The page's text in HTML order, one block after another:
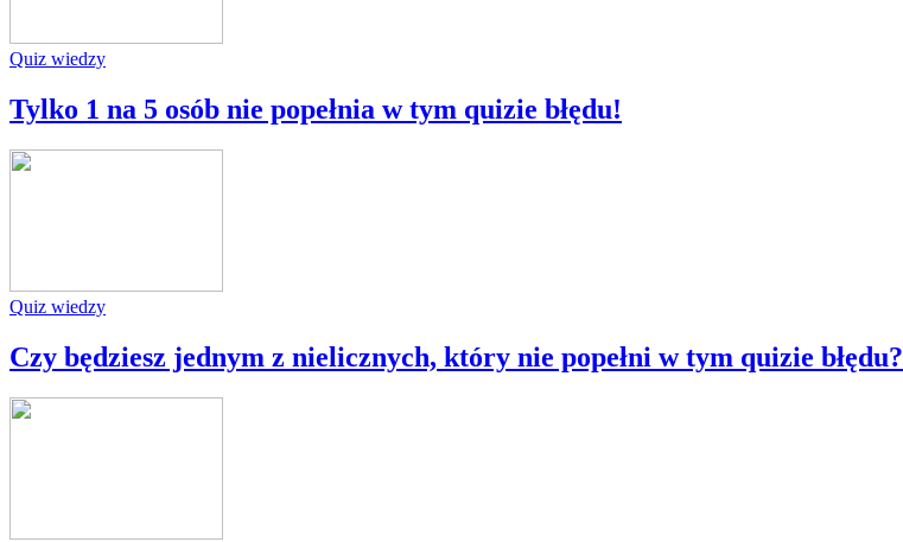
Quiz wiedzy
Tylko 1 na 5 osób nie popełnia w tym quizie błędu!
Quiz wiedzy
Czy będziesz jednym z nielicznych, który nie popełni w tym quizie błędu?